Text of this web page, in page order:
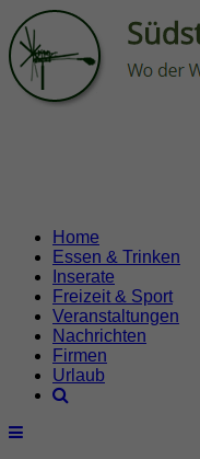
Home
Essen & Trinken
Inserate
Freizeit & Sport
Veranstaltungen
Nachrichten
Firmen
Urlaub